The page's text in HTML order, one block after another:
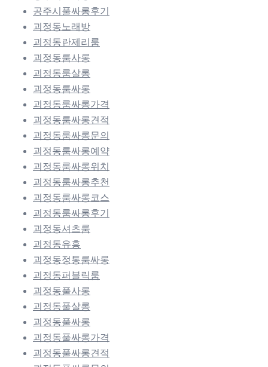
공주시풀싸롱후기
괴정동노래방
괴정동란제리룸
괴정동룸사롱
괴정동룸살롱
괴정동룸싸롱
괴정동룸싸롱가격
괴정동룸싸롱견적
괴정동룸싸롱문의
괴정동룸싸롱예약
괴정동룸싸롱위치
괴정동룸싸롱추천
괴정동룸싸롱코스
괴정동룸싸롱후기
괴정동셔츠룸
괴정동유흥
괴정동정통룸싸롱
괴정동퍼블릭룸
괴정동풀사롱
괴정동풀살롱
괴정동풀싸롱
괴정동풀싸롱가격
괴정동풀싸롱견적